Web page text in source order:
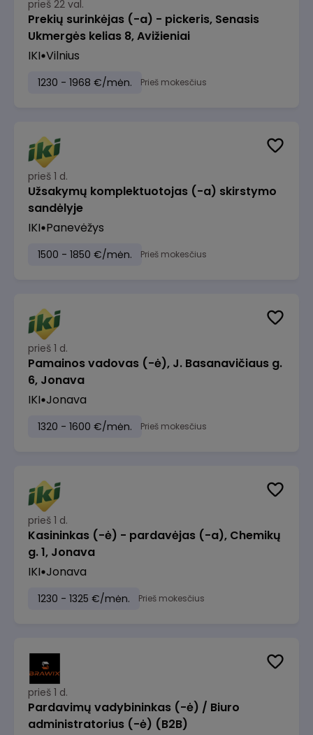
prieš 22 val.
Prekių surinkėjas (-a) - pickeris, Senasis
Ukmergės kelias 8, Avižieniai
IKI Vilnius
1230 - 1968 €/mėn. Prieš mokesčius
prieš 1 d.
Užsakymų komplektuotojas (-a) skirstymo
sandėlyje
IKI Panevėžys
1500 - 1850 €/mėn. Prieš mokesčius
prieš 1 d.
Pamainos vadovas (-ė), J. Basanavičiaus g.
6, Jonava
IKI Jonava
1320 - 1600 €/mėn. Prieš mokesčius
prieš 1 d.
Kasininkas (-ė) - pardavėjas (-a), Chemikų
g. 1, Jonava
IKI Jonava
1230 - 1325 €/mėn. Prieš mokesčius
prieš 1 d.
Pardavimų vadybininkas (-ė) / Biuro
administratorius (-ė) (B2B)